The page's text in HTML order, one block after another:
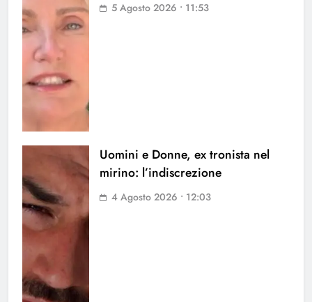
5 Agosto 2026 • 11:53
Uomini e Donne, ex tronista nel
mirino: l’indiscrezione
4 Agosto 2026 • 12:03